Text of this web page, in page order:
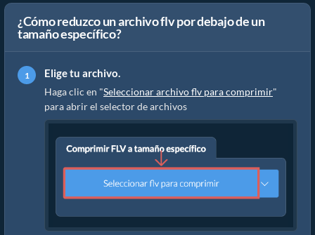
¿Cómo reduzco un archivo flv por debajo de un
tamaño específico?
Elige tu archivo.
Haga clic en "Seleccionar archivo flv para comprimir"
para abrir el selector de archivos